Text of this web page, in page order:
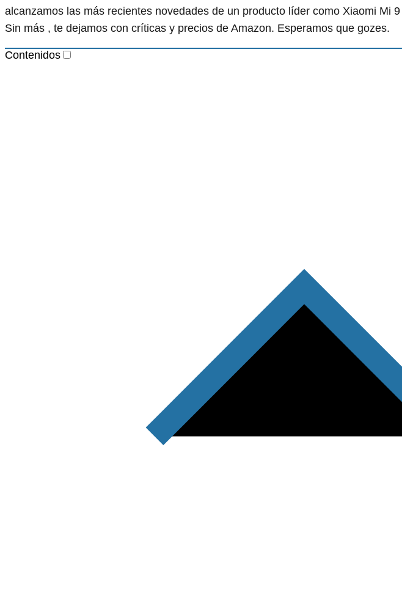
alcanzamos las más recientes novedades de un producto líder como Xiaomi Mi
Sin más , te dejamos con críticas y precios de Amazon. Esperamos que gozes.
Contenidos